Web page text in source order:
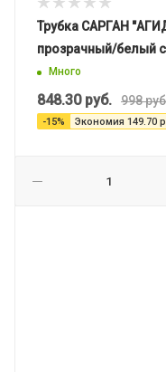
Трубка САРГАН
прозрачный/белый
Много
848.30руб. 998
-15% Экономия 149.70